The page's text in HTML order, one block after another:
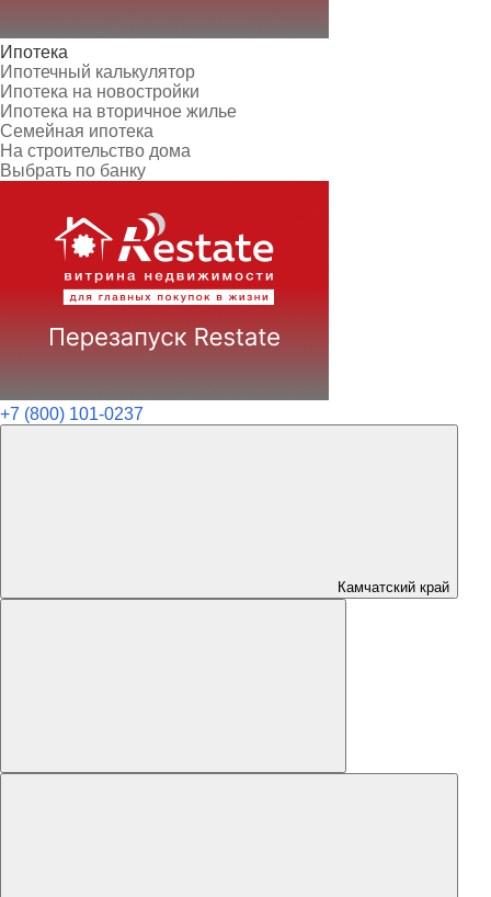
Ипотека
Ипотечный калькулятор
Ипотека на новостройки
Ипотека на вторичное жилье
Семейная ипотека
На строительство дома
Выбрать по банку
+7 (800) 101-0237
Камчатский край